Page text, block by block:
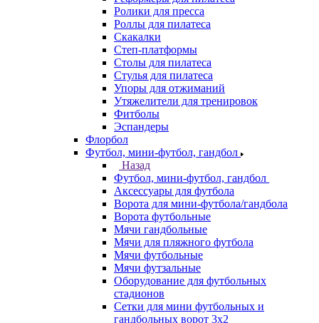
Ролики для пресса
Роллы для пилатеса
Скакалки
Степ-платформы
Столы для пилатеса
Стулья для пилатеса
Упоры для отжиманий
Утяжелители для тренировок
Фитболы
Эспандеры
Флорбол
Футбол, мини-футбол, гандбол
Назад
Футбол, мини-футбол, гандбол
Аксессуары для футбола
Ворота для мини-футбола/гандбола
Ворота футбольные
Мячи гандбольные
Мячи для пляжного футбола
Мячи футбольные
Мячи футзальные
Оборудование для футбольных
стадионов
Сетки для мини футбольных и
гандбольных ворот 3х2